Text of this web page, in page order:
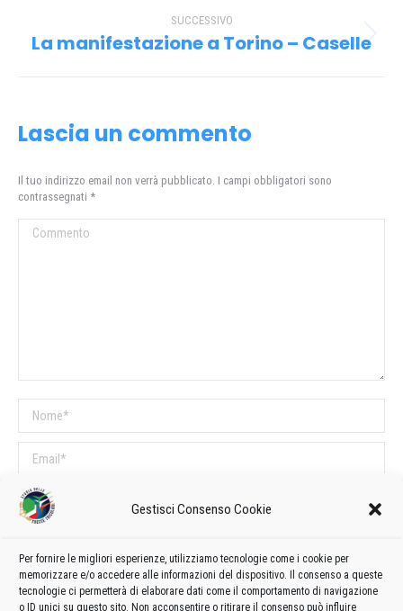
Gestisci Consenso Cookie
Per fornire le migliori esperienze, utilizziamo tecnologie come i cookie per
memorizzare e/o accedere alle informazioni del dispositivo. Il consenso a queste
tecnologie ci permetterà di elaborare dati come il comportamento di navigazione
o ID unici su questo sito. Non acconsentire o ritirare il consenso può influire
SUCCESSIVO
Prossimo
La manifestazione a Torino – Caselle
Lascia un commento
Il tuo indirizzo email non verrà pubblicato. I campi obbligatori sono
contrassegnati *
Commento
Nome *
Email *
Sito web
COMMENTI SUL POST
Questo sito utilizza Akismet per ridurre lo spam.Scopri come vengono